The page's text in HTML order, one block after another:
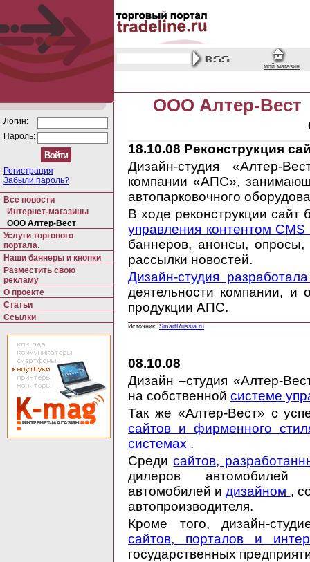
мой магазин
Логин:
Пароль:
Регистрация
Забыли пароль?
Все новости
Интернет-магазины
ООО Алтер-Вест
Услуги торгового
портала.
Наши баннеры и кнопки
Разместить свою
рекламу
О проекте
Статьи
Ссылки
ООО Алтер-Вест
18.10.08 Реконструкция
Дизайн-студия «Алтер-
компании «АПС»,
автопарковочного
В ходе реконструкции
управления контентом CMS
баннеров, анонсы,
рассылки новостей.
Дизайн-студия
деятельности компании, и
продукции АПС.
Источник: SmartRussia.ru
08.10.08
Дизайн –студия «Алтер-
на собственной системе
Так же «Алтер-Вест» с
сайтов и фирменного
системах .
Средисайтов,
дилеров автомобилей
автомобилей идизайном ,
автопроизводителя.
Кроме того, дизайн-
сайтов, порталов и
государственных